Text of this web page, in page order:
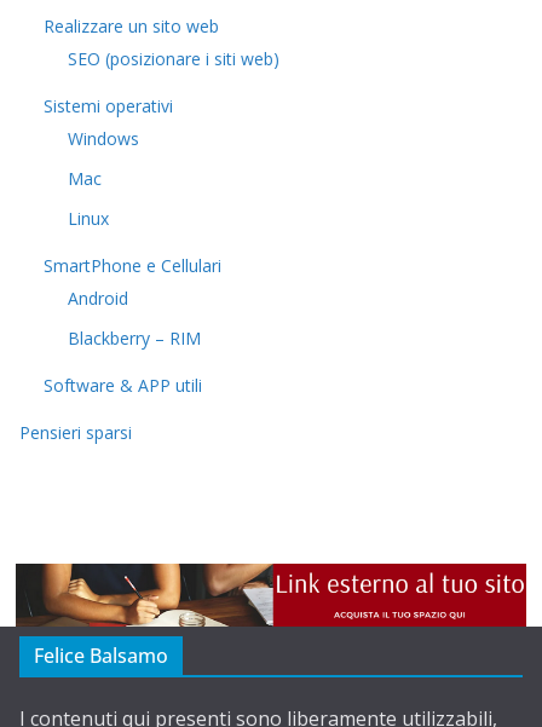
Realizzare un sito web
SEO (posizionare i siti web)
Sistemi operativi
Windows
Mac
Linux
SmartPhone e Cellulari
Android
Blackberry – RIM
Software & APP utili
Pensieri sparsi
Felice Balsamo
I contenuti qui presenti sono liberamente utilizzabili,